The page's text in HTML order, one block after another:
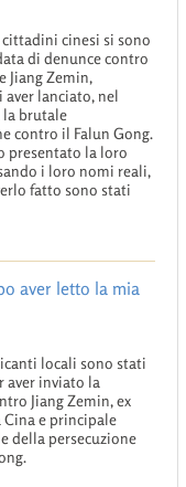
cinesi si sono
di denunce contro
Jiang Zemin,
aver lanciato, nel
la brutale
contro il Falun Gong.
presentato la loro
i loro nomi reali,
fatto sono stati
aver letto la mia
locali sono stati
aver inviato la
Jiang Zemin, ex
Cina e principale
della persecuzione